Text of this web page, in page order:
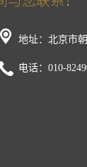
地址：北京市
电话：010-